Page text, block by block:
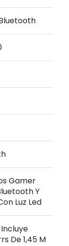
Gamer
Y
Luz Led
Incluye
De 1,45 M